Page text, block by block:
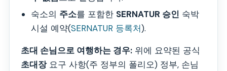
숙소의 주소를 포함한 SERNATUR 승인 숙박
시설 예약(SERNATUR 등록처).
초대 손님으로 여행하는 경우: 위에 요약된 공식
초대장요구 사항(주 정부의 폴리오) 정부, 손님